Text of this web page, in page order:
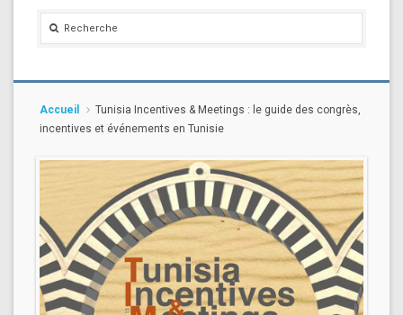
Accueil
Tunisia Incentives & Meetings : le guide des congrès,
incentives et événements en Tunisie